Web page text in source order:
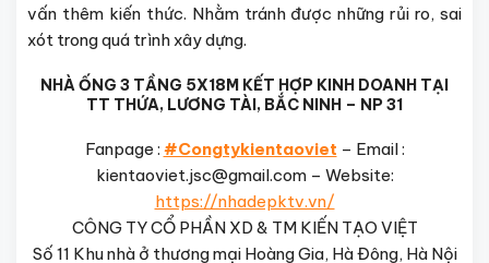
vấn thêm kiến thức. Nhằm tránh được những rủi ro, sai
xót trong quá trình xây dựng.
NHÀ ỐNG 3 TẦNG 5X18M KẾT HỢP KINH DOANH TẠI
TT THỨA, LƯƠNG TÀI, BẮC NINH – NP 31
Fanpage : #Congtykientaoviet – Email :
kientaoviet.jsc@gmail.com – Website:
https://nhadepktv.vn/
CÔNG TY CỔ PHẦN XD & TM KIẾN TẠO VIỆT
Số 11 Khu nhà ở thương mại Hoàng Gia, Hà Đông, Hà Nội